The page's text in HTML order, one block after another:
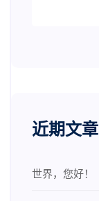
近期文章
世界，您好！